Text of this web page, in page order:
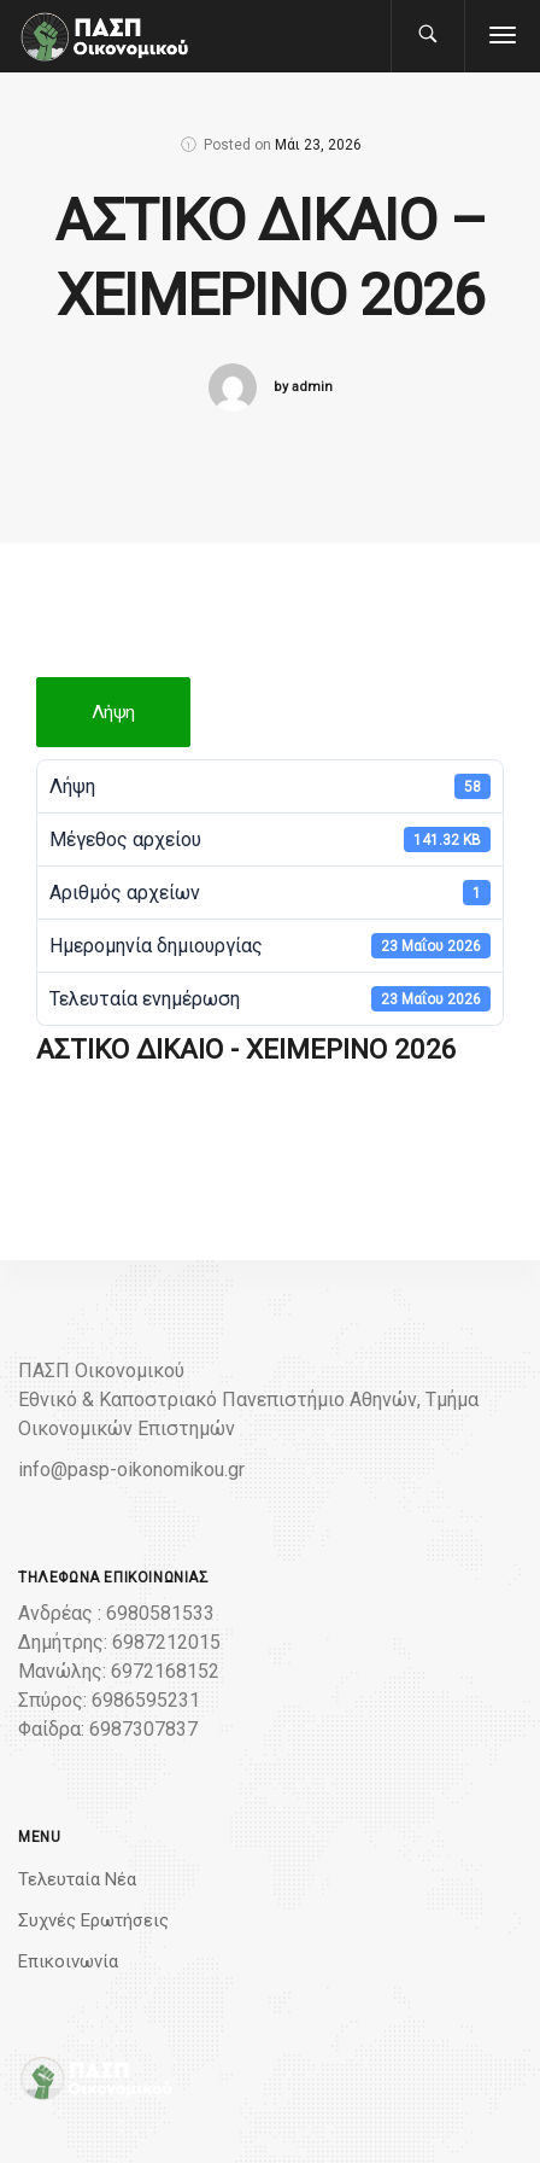
Posted on Μάι 23, 2026
ΑΣΤΙΚΟ ΔΙΚΑΙΟ –
ΧΕΙΜΕΡΙΝΟ 2026
by admin
Λήψη
Λήψη 58
Μέγεθος αρχείου 141.32 KB
Αριθμός αρχείων 1
Ημερομηνία δημιουργίας 23 Μαΐου 2026
Τελευταία ενημέρωση 23 Μαΐου 2026
ΑΣΤΙΚΟ ΔΙΚΑΙΟ - ΧΕΙΜΕΡΙΝΟ 2026
ΠΑΣΠ Οικονομικού
Εθνικό & Καποστριακό Πανεπιστήμιο Αθηνών, Τμήμα
Οικονομικών Επιστημών
info@pasp-oikonomikou.gr
ΤΗΛΈΦΩΝΑ ΕΠΙΚΟΙΝΩΝΊΑΣ
Ανδρέας : 6980581533
Δημήτρης: 6987212015
Μανώλης: 6972168152
Σπύρος: 6986595231
Φαίδρα: 6987307837
MENU
Τελευταία Νέα
Συχνές Ερωτήσεις
Επικοινωνία